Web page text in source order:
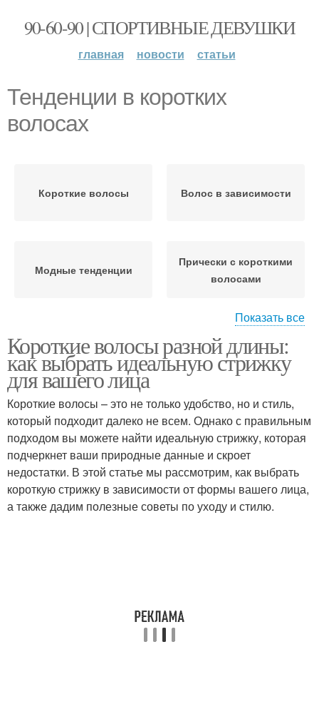
90-60-90 | СПОРТИВНЫЕ ДЕВУШКИ
главная новости статьи
Тенденции в коротких
волосах
Короткие волосы Волос в зависимости
Модные тенденции
Прически с короткими
волосами
Короткие прически
Образ с укороченными
волосами
Чек-лист для короткой
стрижки
Показать все
Короткие волосы разной длины:
как выбрать идеальную стрижку
для вашего лица
Короткие волосы – это не только удобство, но и стиль,
который подходит далеко не всем. Однако с правильным
подходом вы можете найти идеальную стрижку, которая
подчеркнет ваши природные данные и скроет
недостатки. В этой статье мы рассмотрим, как выбрать
короткую стрижку в зависимости от формы вашего лица,
а также дадим полезные советы по уходу и стилю.